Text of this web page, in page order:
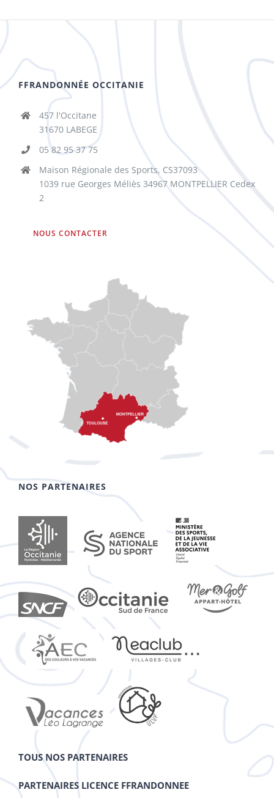
FFRANDONNÉE OCCITANIE
457 l'Occitane
31670 LABEGE
05 82 95 37 75
Maison Régionale des Sports, CS37093
1039 rue Georges Méliès 34967 MONTPELLIER Cedex
2
NOUS CONTACTER
NOS PARTENAIRES
TOUS NOS PARTENAIRES
PARTENAIRES LICENCE FFRANDONNEE